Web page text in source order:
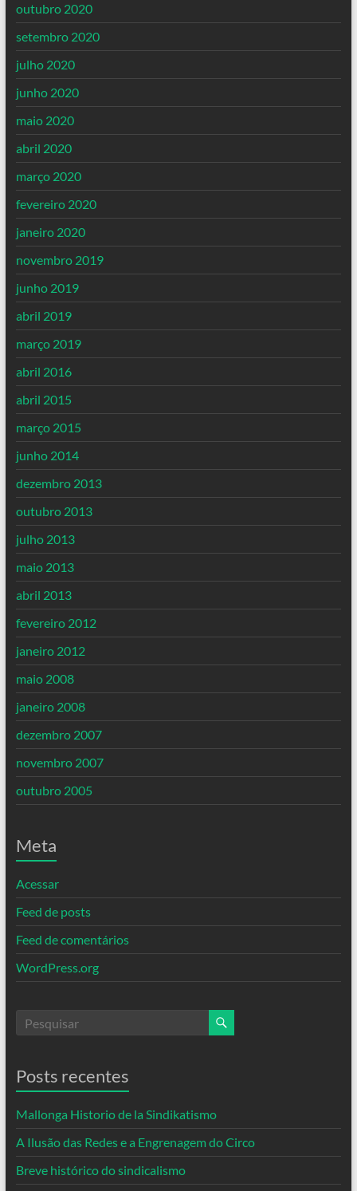
outubro 2020
setembro 2020
julho 2020
junho 2020
maio 2020
abril 2020
março 2020
fevereiro 2020
janeiro 2020
novembro 2019
junho 2019
abril 2019
março 2019
abril 2016
abril 2015
março 2015
junho 2014
dezembro 2013
outubro 2013
julho 2013
maio 2013
abril 2013
fevereiro 2012
janeiro 2012
maio 2008
janeiro 2008
dezembro 2007
novembro 2007
outubro 2005
Meta
Acessar
Feed de posts
Feed de comentários
WordPress.org
Posts recentes
Mallonga Historio de la Sindikatismo
A Ilusão das Redes e a Engrenagem do Circo
Breve histórico do sindicalismo